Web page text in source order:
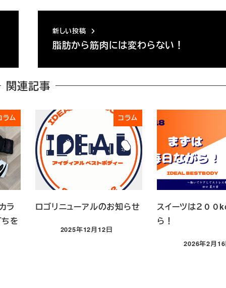
新しい投稿
脂肪から筋肉には変わらない！
関連記事
ラム
ラ
を
コラム
ロゴリニューアルのお知らせ
投稿日
2025年12月12日
スイーツは２００
ら！
投稿日
2026年2月16